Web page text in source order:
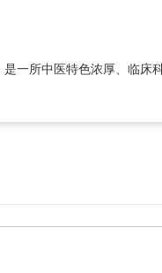
一所中医特色浓厚、临床